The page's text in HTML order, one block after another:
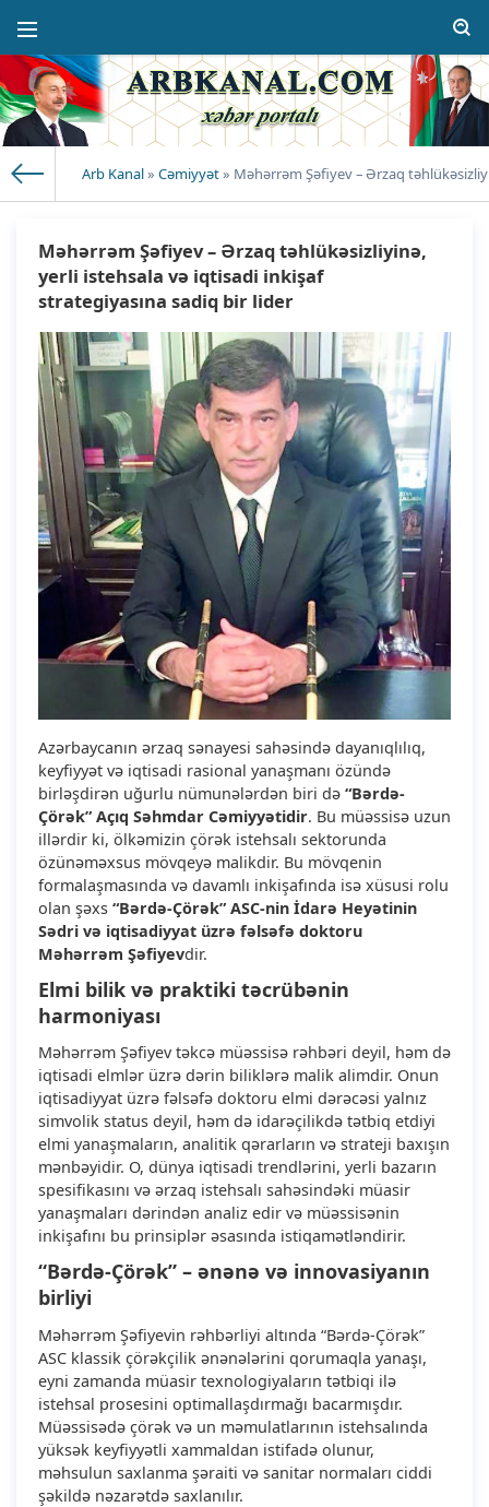
Arb Kanal» Cəmiyyət» Məhərrəm Şəfiyev – Ərzaq
Məhərrəm Şəfiyev – Ərzaq təhlükəsizliyinə,
yerli istehsala və iqtisadi inkişaf
strategiyasına sadiq bir lider
Azərbaycanın ərzaq sənayesi sahəsində dayanıqlılıq,
keyfiyyət və iqtisadi rasional yanaşmanı özündə
birləşdirən uğurlu nümunələrdən biri də “Bərdə-
Çörək” Açıq Səhmdar Cəmiyyətidir. Bu müəssisə uzun
illərdir ki, ölkəmizin çörək istehsalı sektorunda
özünəməxsus mövqeyə malikdir. Bu mövqenin
formalaşmasında və davamlı inkişafında isə xüsusi rolu
olan şəxs “Bərdə-Çörək” ASC-nin İdarə Heyətinin
Sədri və iqtisadiyyat üzrə fəlsəfə doktoru
Məhərrəm Şəfiyevdir.
Elmi bilik və praktiki təcrübənin
harmoniyası
Məhərrəm Şəfiyev təkcə müəssisə rəhbəri deyil, həm də
iqtisadi elmlər üzrə dərin biliklərə malik alimdir. Onun
iqtisadiyyat üzrə fəlsəfə doktoru elmi dərəcəsi yalnız
simvolik status deyil, həm də idarəçilikdə tətbiq etdiyi
elmi yanaşmaların, analitik qərarların və strateji baxışın
mənbəyidir. O, dünya iqtisadi trendlərini, yerli bazarın
spesifikasını və ərzaq istehsalı sahəsindəki müasir
yanaşmaları dərindən analiz edir və müəssisənin
inkişafını bu prinsiplər əsasında istiqamətləndirir.
“Bərdə-Çörək” – ənənə və innovasiyanın
birliyi
Məhərrəm Şəfiyevin rəhbərliyi altında “Bərdə-Çörək”
ASC klassik çörəkçilik ənənələrini qorumaqla yanaşı,
eyni zamanda müasir texnologiyaların tətbiqi ilə
istehsal prosesini optimallaşdırmağı bacarmışdır.
Müəssisədə çörək və un məmulatlarının istehsalında
yüksək keyfiyyətli xammaldan istifadə olunur,
məhsulun saxlanma şəraiti və sanitar normaları ciddi
şəkildə nəzarətdə saxlanılır.